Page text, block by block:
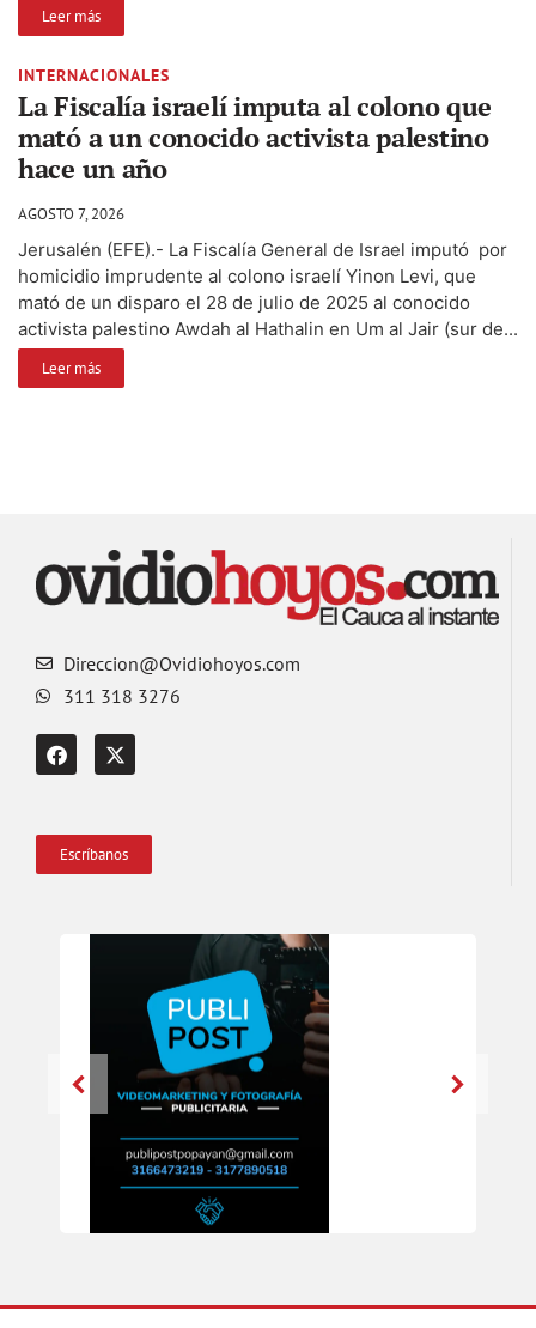
Leer más
INTERNACIONALES
La Fiscalía israelí imputa al colono que
mató a un conocido activista palestino
hace un año
AGOSTO 7, 2026
Jerusalén (EFE).- La Fiscalía General de Israel imputó por
homicidio imprudente al colono israelí Yinon Levi, que
mató de un disparo el 28 de julio de 2025 al conocido
activista palestino Awdah al Hathalin en Um al Jair (sur de...
Leer más
Direccion@Ovidiohoyos.com
311 318 3276
Escríbanos